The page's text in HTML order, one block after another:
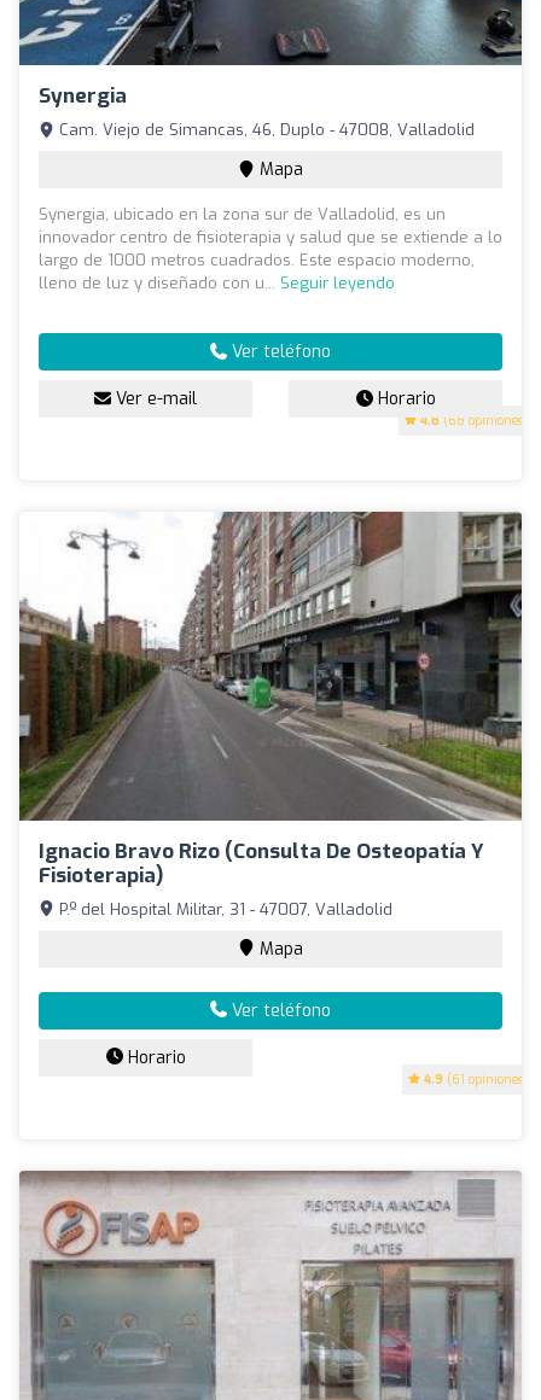
Synergia
4.8 (68 opiniones)
Cam. Viejo de Simancas, 46, Duplo - 47008, Valladolid
Mapa
Synergia, ubicado en la zona sur de Valladolid, es un
innovador centro de fisioterapia y salud que se extiende a lo
largo de 1000 metros cuadrados. Este espacio moderno,
lleno de luz y diseñado con u... Seguir leyendo
Ver teléfono
Ver e-mail Horario
Ignacio Bravo Rizo (Consulta De Osteopatía Y
Fisioterapia)
4.9 (61 opiniones)
P.º del Hospital Militar, 31 - 47007, Valladolid
Mapa
Ver teléfono
Horario